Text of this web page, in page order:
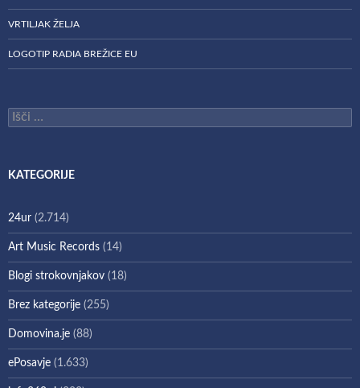
VRTILJAK ŽELJA
LOGOTIP RADIA BREŽICE EU
Išči:
KATEGORIJE
24ur (2.714)
Art Music Records (14)
Blogi strokovnjakov (18)
Brez kategorije (255)
Domovina.je (88)
ePosavje (1.633)